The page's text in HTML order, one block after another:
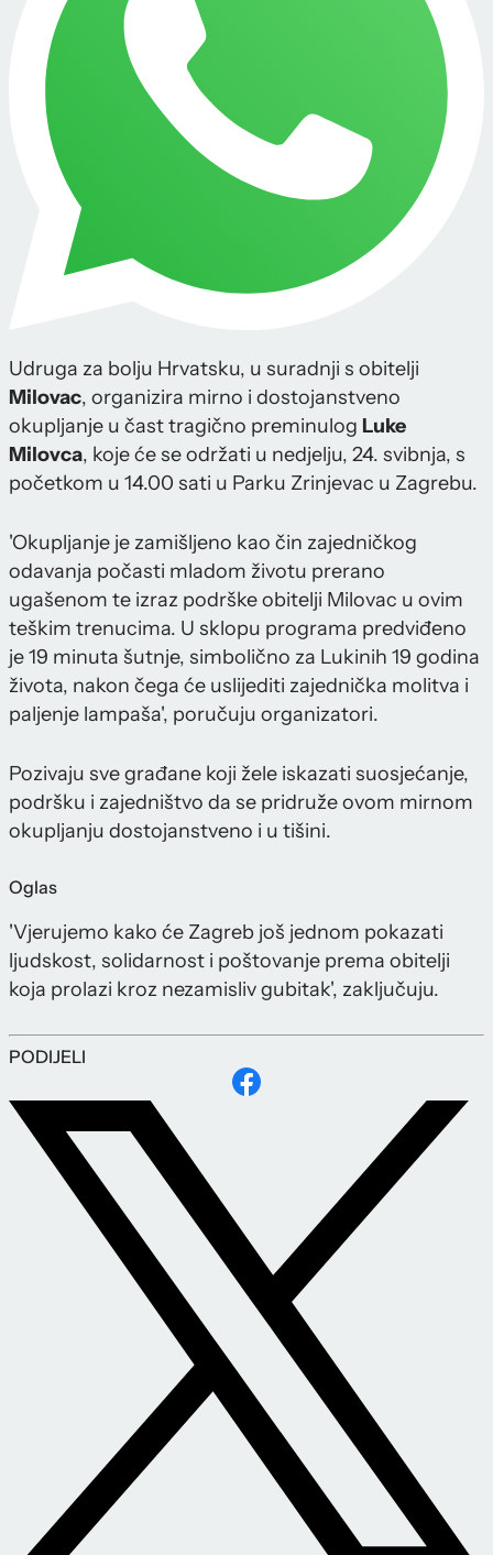
Udruga za bolju Hrvatsku, u suradnji s obitelji
Milovac, organizira mirno i dostojanstveno
okupljanje u čast tragično preminulog Luke
Milovca, koje će se održati u nedjelju, 24. svibnja, s
početkom u 14.00 sati u Parku Zrinjevac u Zagrebu.
'Okupljanje je zamišljeno kao čin zajedničkog
odavanja počasti mladom životu prerano
ugašenom te izraz podrške obitelji Milovac u ovim
teškim trenucima. U sklopu programa predviđeno
je 19 minuta šutnje, simbolično za Lukinih 19 godina
života, nakon čega će uslijediti zajednička molitva i
paljenje lampaša', poručuju organizatori.
Pozivaju sve građane koji žele iskazati suosjećanje,
podršku i zajedništvo da se pridruže ovom mirnom
okupljanju dostojanstveno i u tišini.
Oglas
'Vjerujemo kako će Zagreb još jednom pokazati
ljudskost, solidarnost i poštovanje prema obitelji
koja prolazi kroz nezamisliv gubitak', zaključuju.
PODIJELI